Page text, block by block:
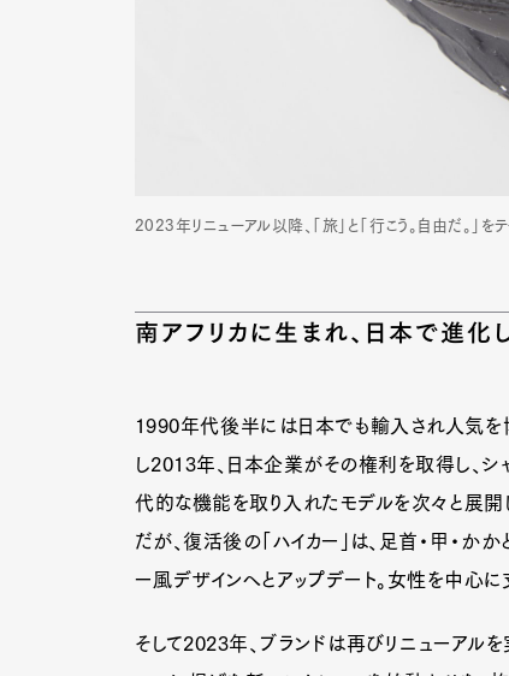
2023年リニューアル以降、「旅」と「行こう。自由だ。」
南アフリカに生まれ、日本で進化
1990年代後半には日本でも輸入され人気を
し2013年、日本企業がその権利を取得し、シ
代的な機能を取り入れたモデルを次々と展開
だが、復活後の「ハイカー」は、足首・甲・か
ー風デザインへとアップデート。女性を中心
そして2023年、ブランドは再びリニューアル